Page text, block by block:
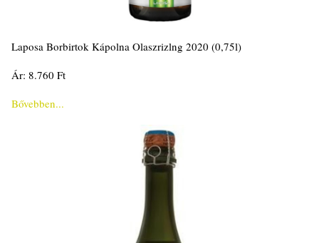
Laposa Borbirtok Kápolna Olaszrizlng 2020 (0,75l)
Ár: 8.760 Ft
Bővebben...